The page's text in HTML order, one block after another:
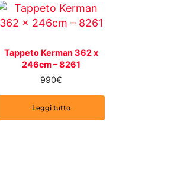
Tappeto Kerman 362 x
246cm – 8261
990€
Leggi tutto